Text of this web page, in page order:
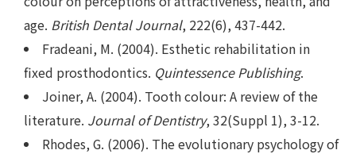
age. British Dental Journal, 222(6), 437-442.
Fradeani, M. (2004). Esthetic rehabilitation in
fixed prosthodontics. Quintessence Publishing.
Joiner, A. (2004). Tooth colour: A review of the
literature. Journal of Dentistry, 32(Suppl 1), 3-12.
Rhodes, G. (2006). The evolutionary psychology of